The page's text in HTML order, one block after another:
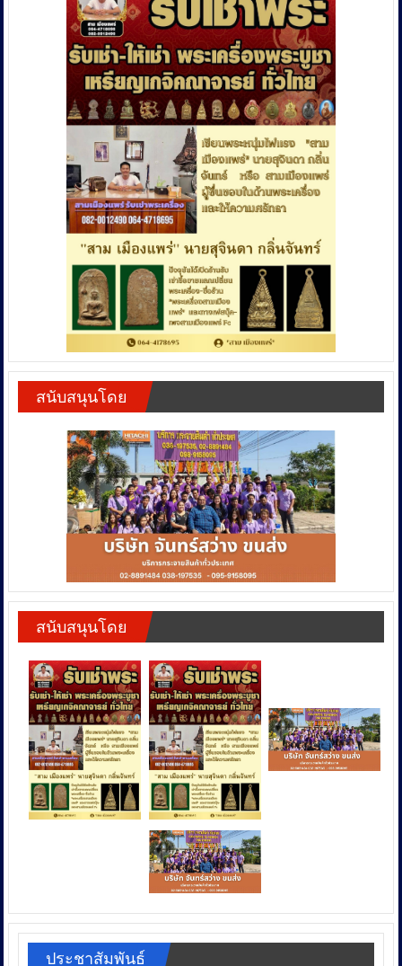
สนับสนุนโดย
สนับสนุนโดย
ประชาสัมพันธ์